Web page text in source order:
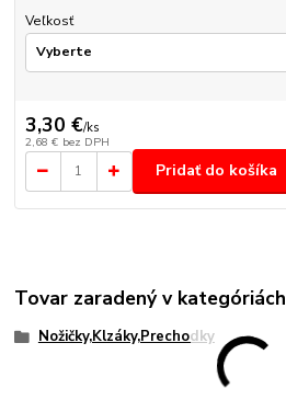
Veľkosť
3,30 €/ks
2,68 € bez DPH
Pridať do košíka
Tovar zaradený v kategóriách
Nožičky,Klzáky,Prechodky